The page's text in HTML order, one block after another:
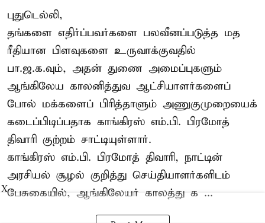
புதுடெல்லி,
தங்களை எதிர்ப்பவர்களை பலவீனப்படுத்த மத
ரீதியான பிளவுகளை உருவாக்குவதில்
பா.ஜ.க.வும், அதன் துணை அமைப்புகளும்
ஆங்கிலேய காலனித்துவ ஆட்சியாளர்களைப்
போல் மக்களைப் பிரித்தாளும் அணுகுமுறையைக்
கடைப்பிடிப்பதாக காங்கிரஸ் எம்.பி. பிரமோத்
திவாரி குற்றம் சாட்டியுள்ளார்.
காங்கிரஸ் எம்.பி. பிரமோத் திவாரி, நாட்டின்
அரசியல் சூழல் குறித்து செய்தியாளர்களிடம்
பேசுகையில், ஆங்கிலேயர் காலத்து க ...
X